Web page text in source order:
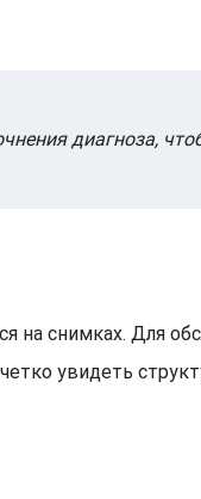
диагноза,
на снимках. Для
увидеть